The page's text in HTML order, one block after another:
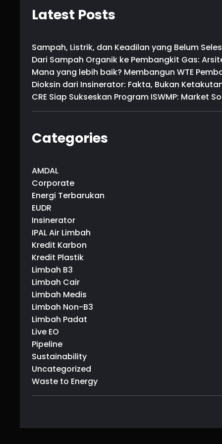
rLatest Posts
Sampah, Listrik, dan Keadilan yang Belum
Dari Sampah Organik ke Pembangkit Gas:
Mana yang lebih baik? Membangun WTE
Dioksin dari Insinerator: Fakta, Bukan
CRE Siap Sukseskan Program ISWMP: Market
Categories
AMDAL
Corporate
Energi Terbarukan
EUDR
Insinerator
IPAL Air Limbah
Kredit Karbon
Kredit Plastik
Limbah B3
Limbah Cair
Limbah Medis
Limbah Non-B3
Limbah Padat
Live EO
Pipeline
Sustainability
Uncategorized
Waste to Energy